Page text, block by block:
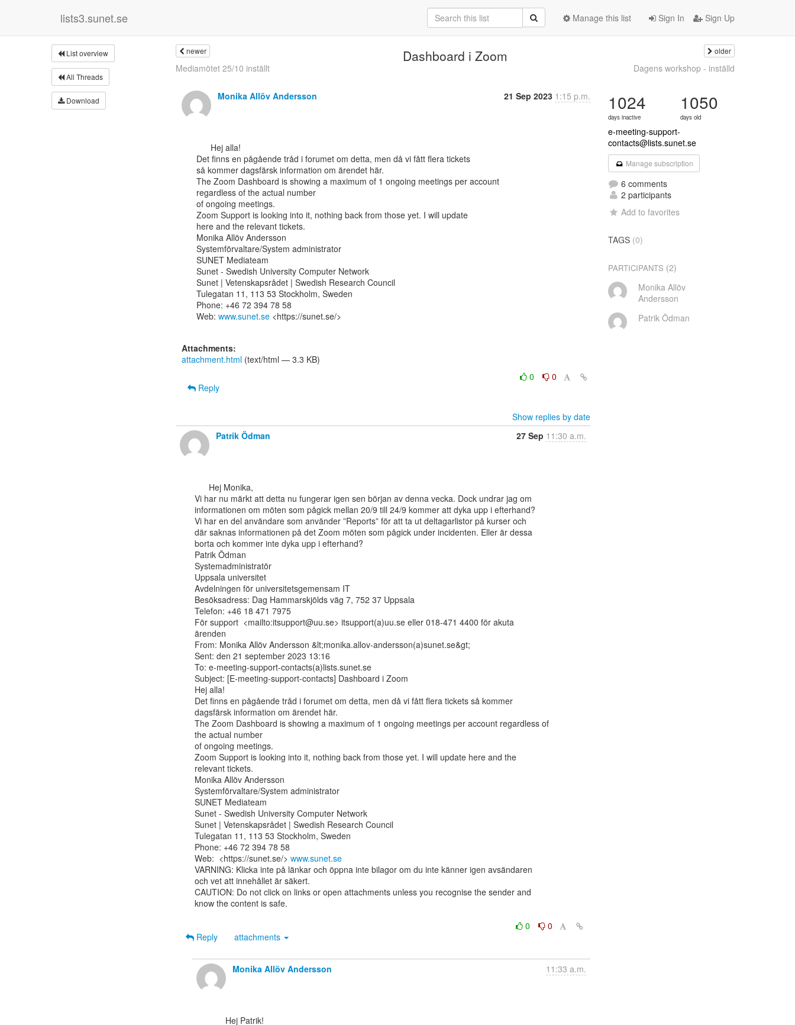
lists3.sunet.se Sign In Sign Up
Manage this list
List overview
All Threads
Download
newer Dashboard i Zoom older
Mediamötet 25/10 inställt Dagens workshop - inställd
Monika Allöv Andersson 21 Sep 2023 1:15 p.m.
Det finns en pågående tråd i forumet om detta, men då vi fått flera tickets
så kommer dagsfärsk information om ärendet här.
The Zoom Dashboard is showing a maximum of 1 ongoing meetings per account
regardless of the actual number
of ongoing meetings.
Zoom Support is looking into it, nothing back from those yet. I will update
here and the relevant tickets.
Monika Allöv Andersson
Systemförvaltare/System administrator
SUNET Mediateam
Sunet - Swedish University Computer Network
Sunet | Vetenskapsrådet | Swedish Research Council
Tulegatan 11, 113 53 Stockholm, Sweden
Phone: +46 72 394 78 58
Web: www.sunet.se <https://sunet.se/>
Attachments:
attachment.html (text/html — 3.3 KB)
0
0
Reply
Show replies by date
Patrik Ödman
27 Sep 11:30 a.m.
Vi har nu märkt att detta nu fungerar igen sen början av denna vecka. Dock undrar jag om
informationen om möten som pågick mellan 20/9 till 24/9 kommer att dyka upp i efterhand?
Vi har en del användare som använder ”Reports” för att ta ut deltagarlistor på kurser och
där saknas informationen på det Zoom möten som pågick under incidenten. Eller är dessa
borta och kommer inte dyka upp i efterhand?
Patrik Ödman
Systemadministratör
Uppsala universitet
Avdelningen för universitetsgemensam IT
Besöksadress: Dag Hammarskjölds väg 7, 752 37 Uppsala
Telefon: +46 18 471 7975
För support  <mailto:itsupport@uu.se> itsupport(a)uu.se eller 018-471 4400 för akuta
ärenden
From: Monika Allöv Andersson &lt;monika.allov-andersson(a)sunet.se&gt;
Sent: den 21 september 2023 13:16
To: e-meeting-support-contacts(a)lists.sunet.se
Subject: [E-meeting-support-contacts] Dashboard i Zoom
Hej alla!
Det finns en pågående tråd i forumet om detta, men då vi fått flera tickets så kommer
dagsfärsk information om ärendet här.
The Zoom Dashboard is showing a maximum of 1 ongoing meetings per account regardless of
the actual number
of ongoing meetings.
Zoom Support is looking into it, nothing back from those yet. I will update here and the
relevant tickets.
Monika Allöv Andersson
Systemförvaltare/System administrator
SUNET Mediateam
Sunet - Swedish University Computer Network
Sunet | Vetenskapsrådet | Swedish Research Council
Tulegatan 11, 113 53 Stockholm, Sweden
Phone: +46 72 394 78 58
Web:  <https://sunet.se/> www.sunet.se
VARNING: Klicka inte på länkar och öppna inte bilagor om du inte känner igen avsändaren
och vet att innehållet är säkert.
CAUTION: Do not click on links or open attachments unless you recognise the sender and
know the content is safe.
0
0
Reply
attachments
Monika Allöv Andersson 11:33 a.m.
1024
days inactive
1050
days old
e-meeting-support-
contacts@lists.sunet.se
Manage subscription
6 comments
2 participants
Add to favorites
TAGS (0)
PARTICIPANTS (2)
Monika Allöv
Andersson
Patrik Ödman